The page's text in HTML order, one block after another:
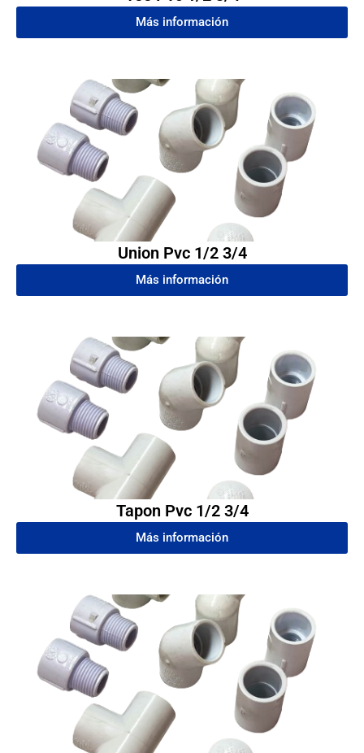
Más información
Union Pvc 1/2 3/4
Más información
Tapon Pvc 1/2 3/4
Más información